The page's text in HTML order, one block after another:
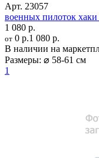
Арт. 23057
военных пилоток
1 080 р.
от 0 р.1 080 р.
В наличии на
Размеры: ⌀ 58-61 см
1